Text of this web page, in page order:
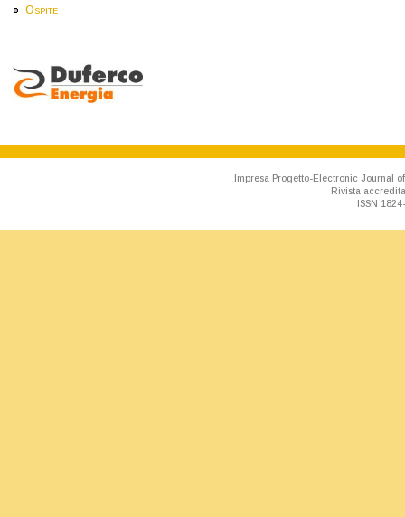
Ospite
Impresa Progetto-Electronic Journal
Rivista
ISSN